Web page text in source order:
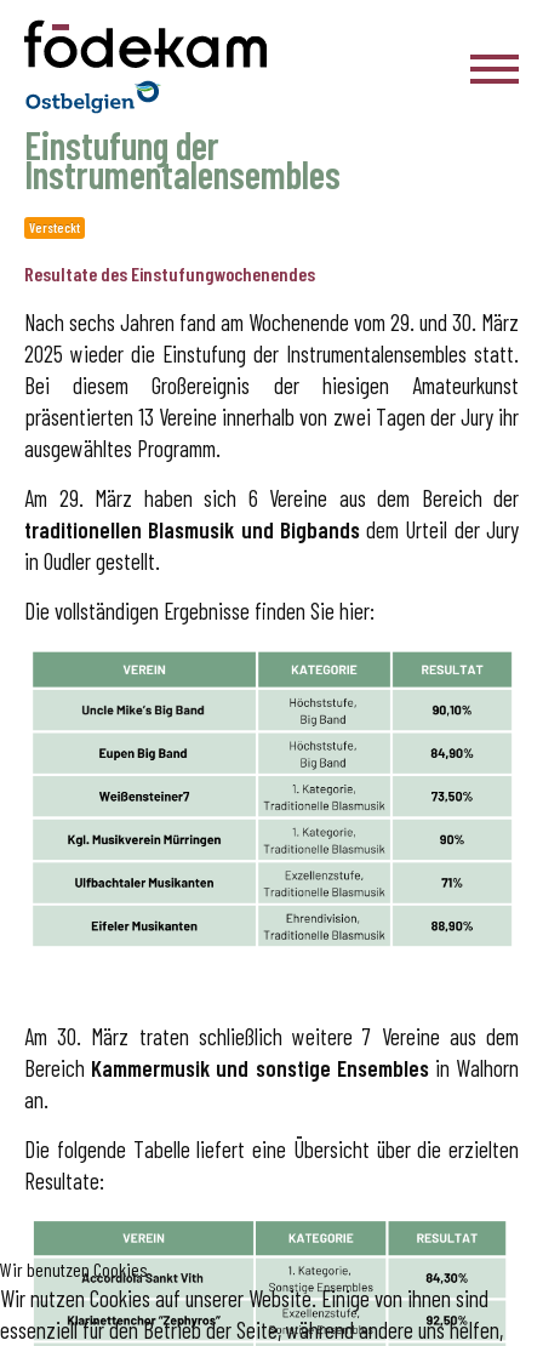
Födekam Ostbelgien
Einstufung der
Instrumentalensembles
Versteckt
Resultate des Einstufungwochenendes
Nach sechs Jahren fand am Wochenende vom 29. und 30. März
2025 wieder die Einstufung der Instrumentalensembles statt.
Bei diesem Großereignis der hiesigen Amateurkunst
präsentierten 13 Vereine innerhalb von zwei Tagen der Jury ihr
ausgewähltes Programm.
Am 29. März haben sich 6 Vereine aus dem Bereich der
traditionellen Blasmusik und Bigbandsdem Urteil der Jury
in Oudler gestellt.
Die vollständigen Ergebnisse finden Sie hier:
Am 30. März traten schließlich weitere 7 Vereine aus dem
Bereich Kammermusik und sonstige Ensemblesin Walhorn
an.
Die folgende Tabelle liefert eine Übersicht über die erzielten
Resultate:
Wir benutzen Cookies
Wir nutzen Cookies auf unserer Website. Einige von ihnen sind
essenziell für den Betrieb der Seite, während andere uns helfen,